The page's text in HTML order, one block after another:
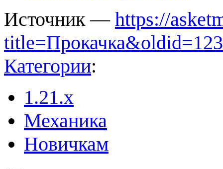
Источник — https://
Категории:
1.21.x
Механика
Новичкам